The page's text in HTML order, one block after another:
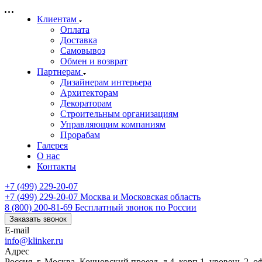
Клиентам
Оплата
Доставка
Самовывоз
Обмен и возврат
Партнерам
Дизайнерам интерьера
Архитекторам
Декораторам
Строительным организациям
Управляющим компаниям
Прорабам
Галерея
О нас
Контакты
+7 (499) 229-20-07
+7 (499) 229-20-07 Москва и Московская область
8 (800) 200-81-69 Бесплатный звонок по России
Заказать звонок
E-mail
info@klinker.ru
Адрес